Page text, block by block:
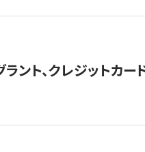
ント、クレジットカ